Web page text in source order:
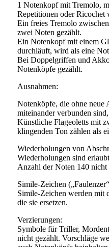
1 Notenkopf mit Tremolo,
Repetitionen oder Ricochet
Ein freies Tremolo
zwei Noten gezählt.
Ein Notenkopf mit einem
durchläuft, wird als eine
Bei Doppelgriffen und
Notenköpfe gezählt.
Ausnahmen:
Notenköpfe, die ohne neue
miteinander verbunden
Künstliche Flageoletts mit
klingenden Ton zählen als
Wiederholungen von
Wiederholungen sind
Anzahl der Noten 140 nicht
Simile-Zeichen
Simile-Zeichen werden mit
die sie ersetzen.
Verzierungen:
Symbole für Triller,
nicht gezählt. Vorschläge